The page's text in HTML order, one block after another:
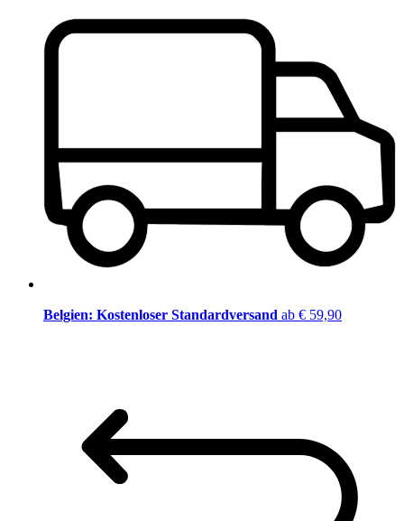
Belgien: Kostenloser Standardversand ab € 59,90